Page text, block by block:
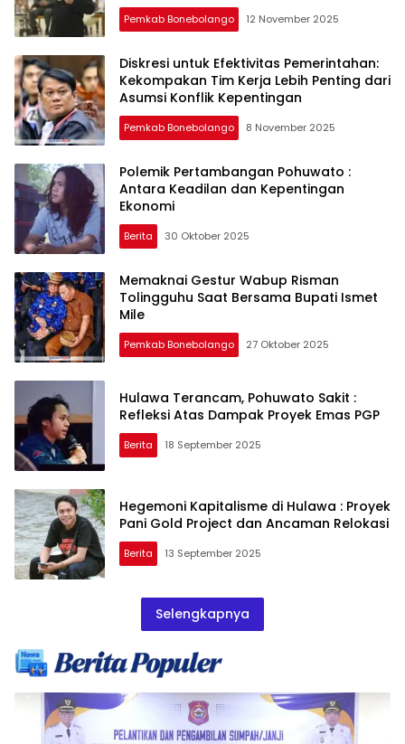
Pemkab Bonebolango 12 November 2025
Diskresi untuk Efektivitas Pemerintahan:
Kekompakan Tim Kerja Lebih Penting dari
Asumsi Konflik Kepentingan
Pemkab Bonebolango 8 November 2025
Polemik Pertambangan Pohuwato :
Antara Keadilan dan Kepentingan
Ekonomi
Berita 30 Oktober 2025
Memaknai Gestur Wabup Risman
Tolingguhu Saat Bersama Bupati Ismet
Mile
Pemkab Bonebolango 27 Oktober 2025
Hulawa Terancam, Pohuwato Sakit :
Refleksi Atas Dampak Proyek Emas PGP
Berita 18 September 2025
Hegemoni Kapitalisme di Hulawa : Proyek
Pani Gold Project dan Ancaman Relokasi
Berita 13 September 2025
Selengkapnya